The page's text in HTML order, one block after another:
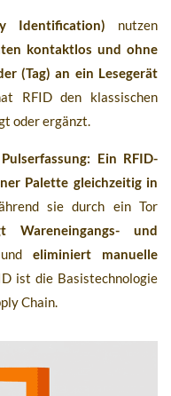
Identification) nutzen
kontaktlos und ohne
(Tag) an ein Lesegerät
RFID den klassischen
oder ergänzt.
Ein RFID-
Palette gleichzeitig in
sie durch ein Tor
Wareneingangs- und
eliminiert manuelle
ist die Basistechnologie
Chain.